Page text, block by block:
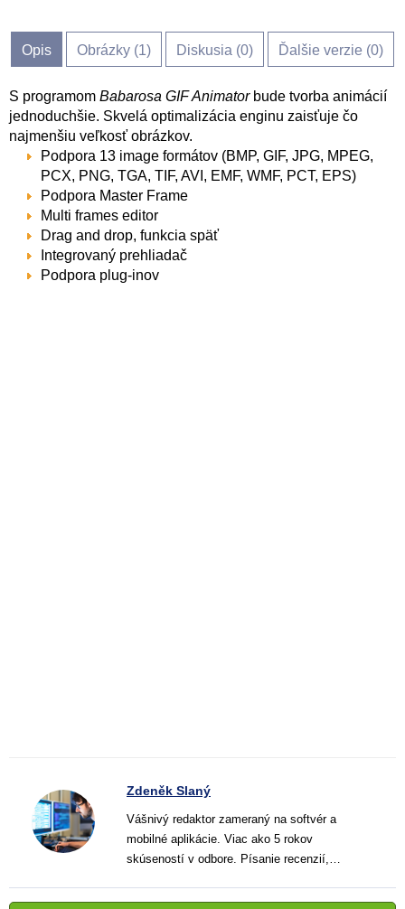
Opis Obrázky (1) Diskusia (0) Ďalšie verzie (0)
S programom Babarosa GIF Animatorbude tvorba animácií
jednoduchšie. Skvelá optimalizácia enginu zaisťuje čo
najmenšiu veľkosť obrázkov.
Podpora 13 image formátov (BMP, GIF, JPG, MPEG,
PCX, PNG, TGA, TIF, AVI, EMF, WMF, PCT, EPS)
Podpora Master Frame
Multi frames editor
Drag and drop, funkcia späť
Integrovaný prehliadač
Podpora plug-inov
Zdeněk Slaný
Vášnivý redaktor zameraný na softvér a
mobilné aplikácie. Viac ako 5 rokov
skúseností v odbore. Písanie recenzií,
informatívnych textov, ktoré pomáhajú